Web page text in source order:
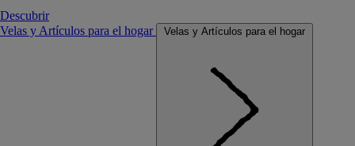
Descubrir
Velas y Artículos para el hogar
Velas y Artículos para el hogar